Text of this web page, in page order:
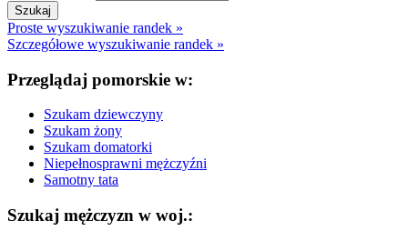
Proste wyszukiwanie randek »
Szczegółowe wyszukiwanie randek »
Przeglądaj pomorskie w:
Szukam dziewczyny
Szukam żony
Szukam domatorki
Niepełnosprawni mężczyźni
Samotny tata
Szukaj mężczyzn w woj.: